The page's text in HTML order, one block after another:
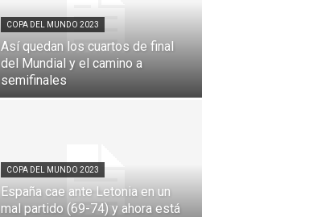
COPA DEL MUNDO 2023
Así quedan los cuartos de final
del Mundial y el camino a
semifinales
COPA DEL MUNDO 2023
España cae ante Letonia en un
mal partido (69-74) y ahora está